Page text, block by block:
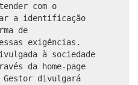
com o
a identificação
de
exigências.
à sociedade
da home-page
Gestor divulgará